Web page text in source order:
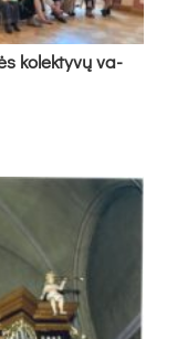
ko­lek­ty­vų va­